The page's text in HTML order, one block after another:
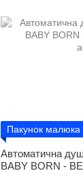
Пакунок малюка
Автоматична
BABY BORN -